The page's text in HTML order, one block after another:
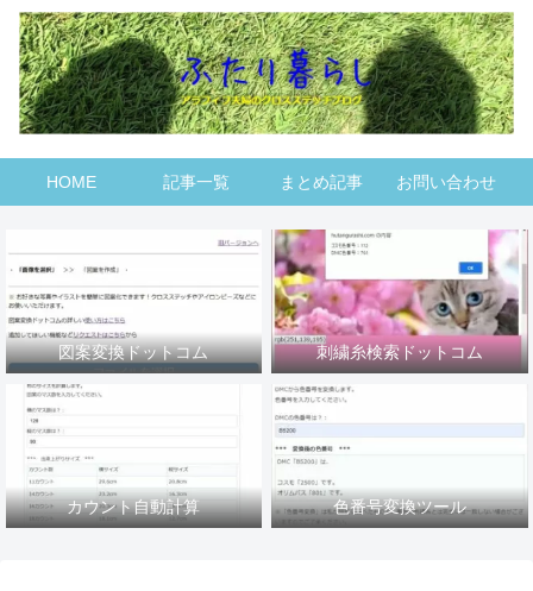
HOME 記事一覧 まとめ記事 お問い合わせ
図案変換ドットコム 刺繍糸検索ドットコム
カウント自動計算 色番号変換ツール